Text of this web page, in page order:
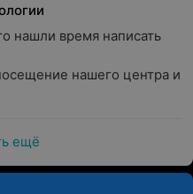
нашли время написать
нашего центра и
ещё